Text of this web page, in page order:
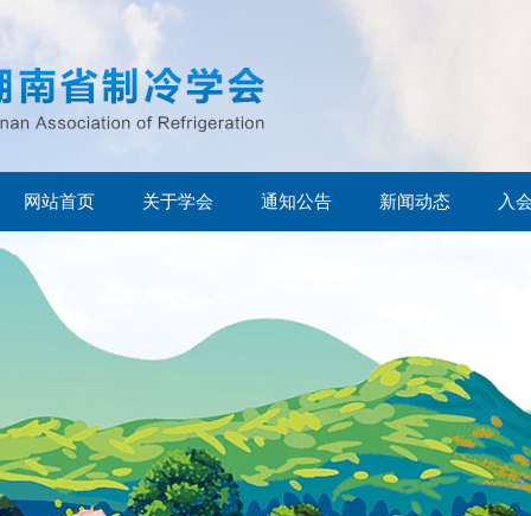
网站首页 关于学会 通知公告 新闻动态 入